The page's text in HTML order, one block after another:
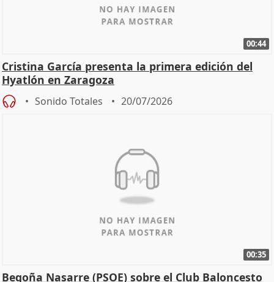
00:44
Cristina García presenta la primera edición del
Hyatlón en Zaragoza
Sonido Totales 20/07/2026
00:35
Begoña Nasarre (PSOE) sobre el Club Baloncesto